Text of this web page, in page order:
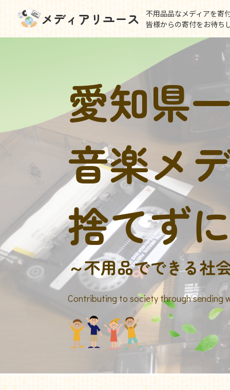
メディアリユース
不用品品なメディアを寄
皆様からの寄付をお待ち
愛知県
音楽メ
捨てず
～不用品でできる社
Contributing to society through sending